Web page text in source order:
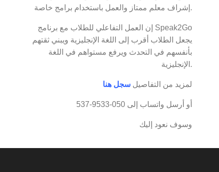
إشراف معلم ممتاز والعمل باستخدام برامج خاصة.
إن العمل التفاعلي للطلاب مع برنامج Speak2Go
يجعل الطلاب أقرب إلى اللغة الإنجليزية ويبني ثقتهم
بأنفسهم في التحدث ويرفع مستواهم في اللغة
الإنجليزية.
لمزيد من التفاصيل سجل هنا
أو أرسل واتساب إلى 050-9533-537
وسوف نعود إليك